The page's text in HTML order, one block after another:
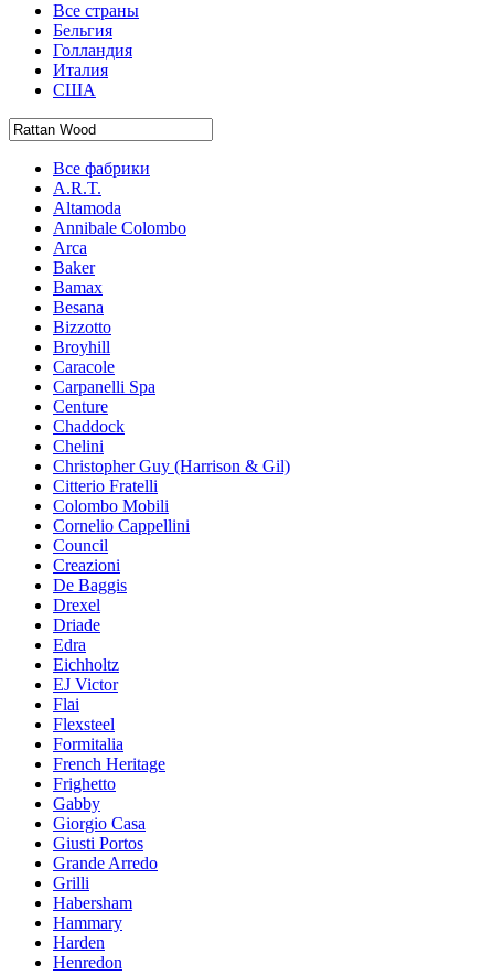
Все страны
Бельгия
Голландия
Италия
США
Все фабрики
A.R.T.
Altamoda
Annibale Colombo
Arca
Baker
Bamax
Besana
Bizzotto
Broyhill
Caracole
Carpanelli Spa
Centure
Chaddock
Chelini
Christopher Guy (Harrison & Gil)
Citterio Fratelli
Colombo Mobili
Cornelio Cappellini
Council
Creazioni
De Baggis
Drexel
Driade
Edra
Eichholtz
EJ Victor
Flai
Flexsteel
Formitalia
French Heritage
Frighetto
Gabby
Giorgio Casa
Giusti Portos
Grande Arredo
Grilli
Habersham
Hammary
Harden
Henredon